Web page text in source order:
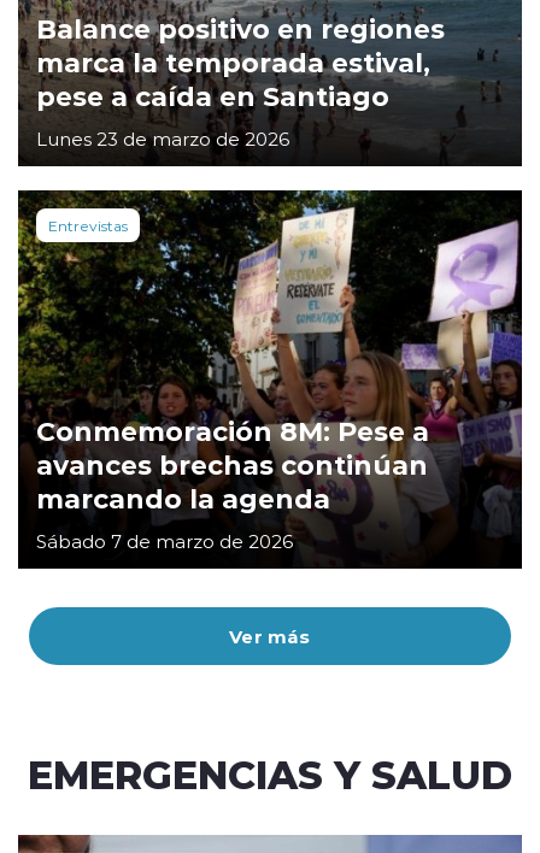
Ver más
Balance positivo en regiones
marca la temporada estival,
pese a caída en Santiago
Lunes 23 de marzo de 2026
Entrevistas
Conmemoración 8M: Pese a
avances brechas continúan
marcando la agenda
Sábado 7 de marzo de 2026
EMERGENCIAS Y SALUD